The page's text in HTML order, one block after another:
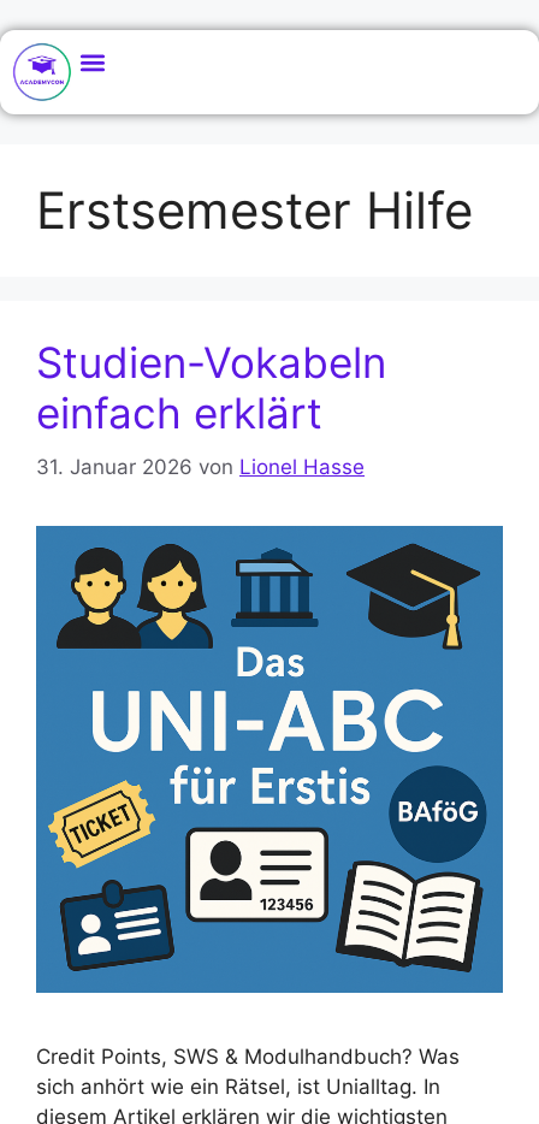
Erstsemester Hilfe
Studien-Vokabeln
einfach erklärt
31. Januar 2026 von Lionel Hasse
Credit Points, SWS & Modulhandbuch? Was
sich anhört wie ein Rätsel, ist Unialltag. In
diesem Artikel erklären wir die wichtigsten